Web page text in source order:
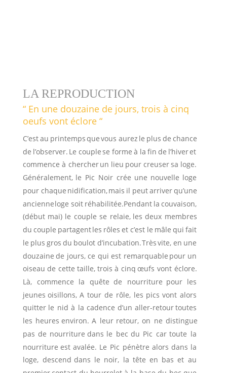
LA REPRODUCTION
“ En une douzaine de jours, trois à cinq
oeufs vont éclore “
C’estau printempsquevous aurez le plus de chance
de l’observer. Le couplese forme à la fin de l’hiveret
commence à chercherun lieu pour creusersa loge.
Généralement, le Pic Noir crée une nouvelle loge
pour chaque nidification,mais il peutarriverqu’une
ancienneloge soit réhabilitée.Pendant la couvaison,
(début mai) le couple se relaie, les deux membres
du couple partagentles rôles et c’est le mâle qui fait
le plus gros du boulot d’incubation.Trèsvite, en une
douzaine de jours, ce qui est remarquable pour un
oiseau de cette taille, trois à cinq œufs vont éclore.
Là, commence la quête de nourriture pour les
jeunes oisillons, A tour de rôle, les pics vont alors
quitter le nid à la cadence d’un aller-retourtoutes
les heures environ. A leur retour, on ne distingue
pas de nourriture dans le bec du Pic car toute la
nourriture est avalée. Le Pic pénètre alors dans la
loge, descend dans le noir, la tête en bas et au